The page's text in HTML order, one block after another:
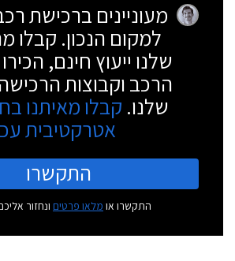
מעוניינים ברכישת
למקום הנכון. קבלו
שלנו ייעוץ חינם,
הרכב וקבוצות
שלנו. קבלו מאיתנו
אטרקטיבית
התקשרו
התקשרו או מלאו פרטים ונחזור